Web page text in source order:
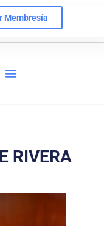
Membresía
RIVERA